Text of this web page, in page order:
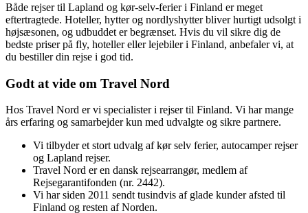
Både rejser til Lapland og kør-selv-ferier i Finland er meget
eftertragtede. Hoteller, hytter og nordlyshytter bliver hurtigt udsolgt i
højsæsonen, og udbuddet er begrænset. Hvis du vil sikre dig de
bedste priser på fly, hoteller eller lejebiler i Finland, anbefaler vi, at
du bestiller din rejse i god tid.
Godt at vide om Travel Nord
Hos Travel Nord er vi specialister i rejser til Finland. Vi har mange
års erfaring og samarbejder kun med udvalgte og sikre partnere.
Vi tilbyder et stort udvalg af kør selv ferier, autocamper rejser
og Lapland rejser.
Travel Nord er en dansk rejsearrangør, medlem af
Rejsegarantifonden (nr. 2442).
Vi har siden 2011 sendt tusindvis af glade kunder afsted til
Finland og resten af Norden.